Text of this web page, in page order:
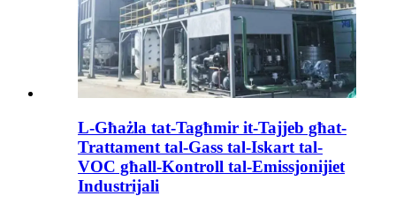
L-Għażla tat-Tagħmir it-Tajjeb għat-
Trattament tal-Gass tal-Iskart tal-
VOC għall-Kontroll tal-Emissjonijiet
Industrijali